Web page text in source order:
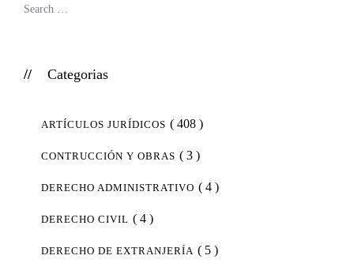
Categorias
ARTÍCULOS JURÍDICOS ( 408 )
CONTRUCCIÓN Y OBRAS ( 3 )
DERECHO ADMINISTRATIVO ( 4 )
DERECHO CIVIL ( 4 )
DERECHO DE EXTRANJERÍA ( 5 )